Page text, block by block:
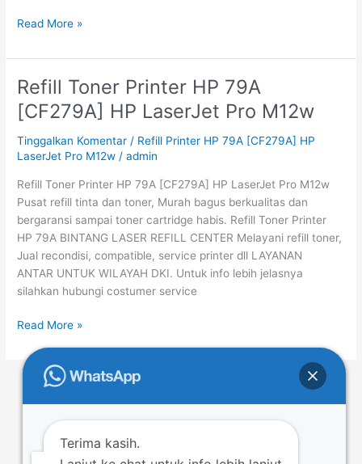
Read More »
Refill Toner Printer HP 79A
[CF279A] HP LaserJet Pro M12w
Tinggalkan Komentar / Refill Printer HP 79A [CF279A] HP
LaserJet Pro M12w /admin
Refill Toner Printer HP 79A [CF279A] HP LaserJet Pro M12w
Pusat refill tinta dan toner, Murah bagus berkualitas dan
bergaransi sampai toner cartridge habis. Refill Toner Printer
HP 79A BINTANG LASER REFILL CENTER Melayani refill toner,
Jual recondisi, compatible, service printer dll LAYANAN
ANTAR UNTUK WILAYAH DKI. Untuk info lebih jelasnya
silahkan hubungi costumer service
Refill
Toner
Printer
HP
79A
HP
LaserJet
Pro
M12w
Read More »
44
Terima kasih.